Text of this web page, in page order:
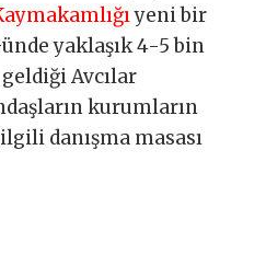
yeni bir
yaklaşık 4-5 bin
Avcılar
kurumların
danışma masası